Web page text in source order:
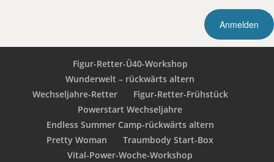
Figur-Retter-Ü40-Workshop
Wunderwelt – rückwärts altern
Wechseljahre-Retter
Figur-Retter-Frühstück
Powerstart Wechseljahre
Endless Summer Camp-rückwärts altern
Pretty Woman
Traumbody Start-Box
Vital-Power-Woche-Workshop